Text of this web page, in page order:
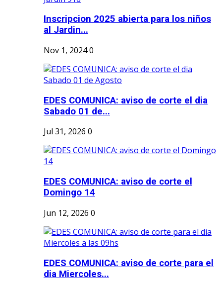
Inscripcion 2025 abierta para los niños
al Jardin...
Nov 1, 20240
EDES COMUNICA: aviso de corte el dia
Sabado 01 de...
Jul 31, 2026 0
EDES COMUNICA: aviso de corte el
Domingo 14
Jun 12, 2026 0
EDES COMUNICA: aviso de corte para el
dia Miercoles...